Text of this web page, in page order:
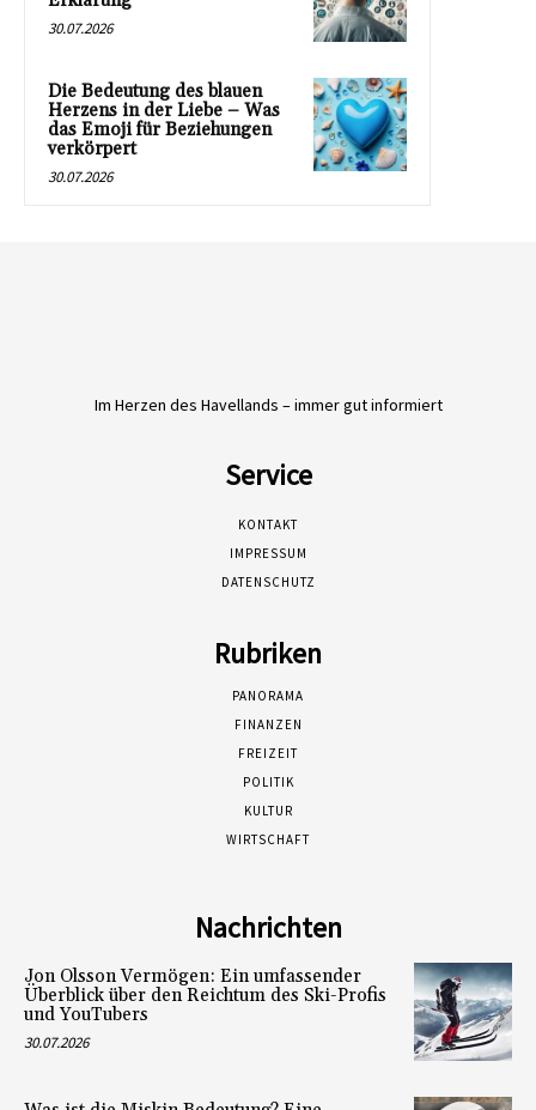
30.07.2026
Die Bedeutung des blauen
Herzens in der Liebe – Was
das Emoji für Beziehungen
verkörpert
30.07.2026
Im Herzen des Havellands – immer gut informiert
Service
KONTAKT
IMPRESSUM
DATENSCHUTZ
Rubriken
PANORAMA
FINANZEN
FREIZEIT
POLITIK
KULTUR
WIRTSCHAFT
Nachrichten
Jon Olsson Vermögen: Ein umfassender
Überblick über den Reichtum des Ski-Profis
und YouTubers
30.07.2026